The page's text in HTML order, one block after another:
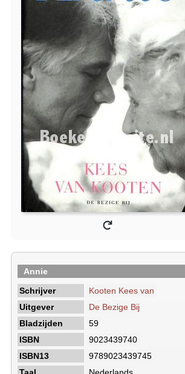
Annie
Schrijver
Kooten Kees van
Uitgever
De Bezige Bij
Bladzijden
59
ISBN
9023439740
ISBN13
9789023439745